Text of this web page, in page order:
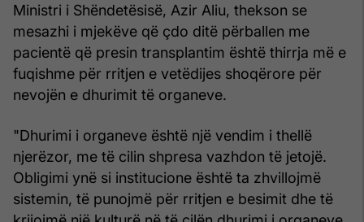
Ministri i Shëndetësisë, Azir Aliu, thekson se
mesazhi i mjekëve që çdo ditë përballen me
pacientë që presin transplantim është thirrja më e
fuqishme për rritjen e vetëdijes shoqërore për
nevojën e dhurimit të organeve.
"Dhurimi i organeve është një vendim i thellë
njerëzor, me të cilin shpresa vazhdon të jetojë.
Obligimi ynë si institucione është ta zhvillojmë
sistemin, të punojmë për rritjen e besimit dhe të